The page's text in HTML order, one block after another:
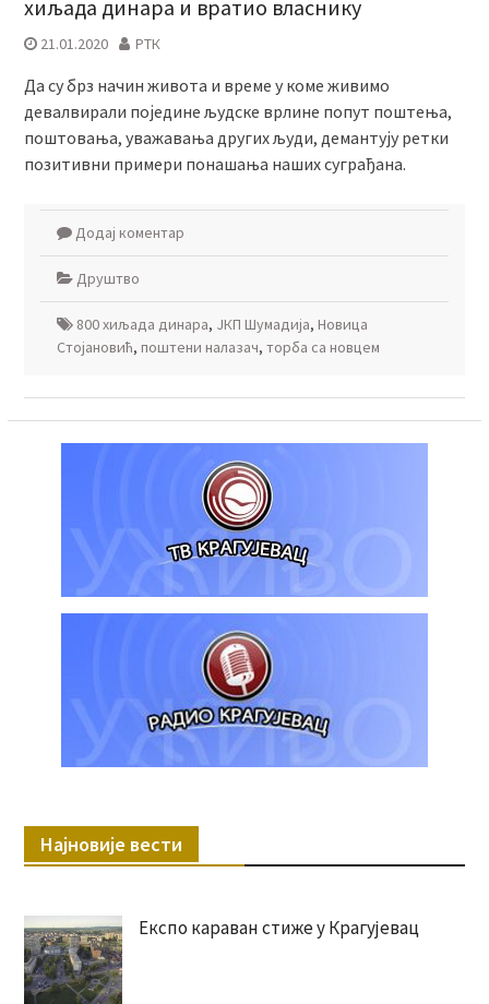
хиљада динара и вратио власнику
21.01.2020 РТК
Да су брз начин живота и време у коме живимо
девалвирали поједине људске врлине попут поштења,
поштовања, уважавања других људи, демантују ретки
позитивни примери понашања наших суграђана.
Додај коментар
Друштво
800 хиљада динара, ЈКП Шумадија, Новица
Стојановић, поштени налазач, торба са новцем
Најновије вести
Експо караван стиже у Крагујевац